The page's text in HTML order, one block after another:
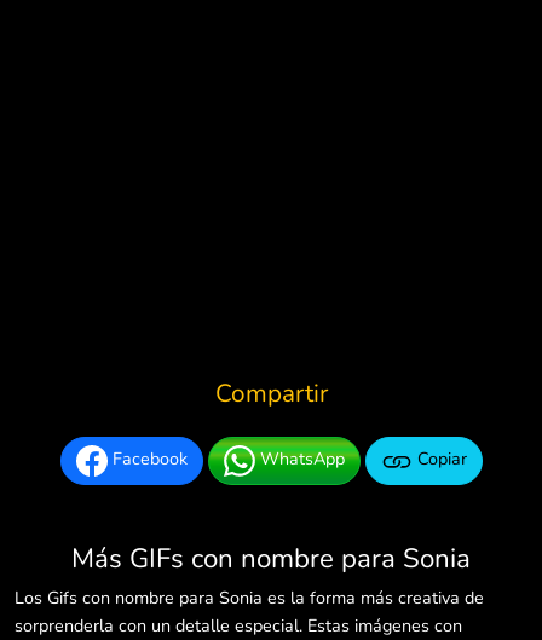
Compartir
Facebook WhatsApp Copiar
Más GIFs con nombre para Sonia
Los Gifs con nombre para Sonia es la forma más creativa de
sorprenderla con un detalle especial. Estas imágenes con